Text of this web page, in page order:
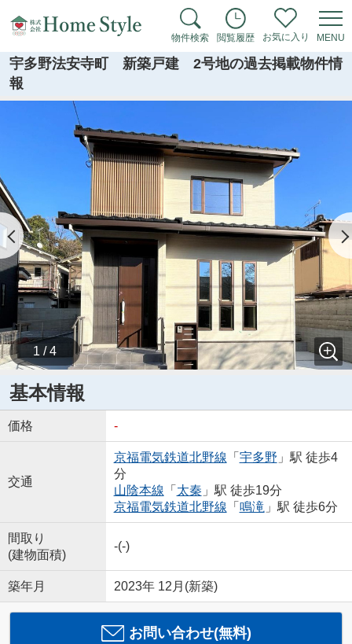
物件検索 閲覧履歴 お気に入り MENU
宇多野法安寺町 新築戸建 2号地の過去掲載物件情
報
1 / 4
基本情報
価格 -
交通
京福電気鉄道北野線 「 宇多野 」駅 徒歩4
分
山陰本線 「 太秦 」駅 徒歩19分
京福電気鉄道北野線 「 鳴滝 」駅 徒歩6分
間取り
(建物面積)
-(-)
築年月 2023年 12月(新築)
お問い合わせ(無料)